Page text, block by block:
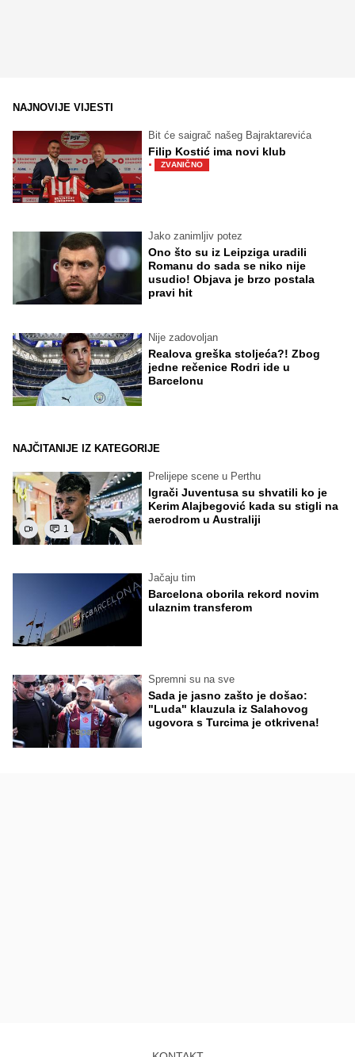
NAJNOVIJE VIJESTI
Bit će saigrač našeg Bajraktarevića
Filip Kostić ima novi klub
· ZVANIČNO
Jako zanimljiv potez
Ono što su iz Leipziga uradili
Romanu do sada se niko nije
usudio! Objava je brzo postala
pravi hit
Nije zadovoljan
Realova greška stoljeća?! Zbog
jedne rečenice Rodri ide u
Barcelonu
NAJČITANIJE IZ KATEGORIJE
1
Prelijepe scene u Perthu
Igrači Juventusa su shvatili ko je
Kerim Alajbegović kada su stigli na
aerodrom u Australiji
Jačaju tim
Barcelona oborila rekord novim
ulaznim transferom
Spremni su na sve
Sada je jasno zašto je došao:
"Luda" klauzula iz Salahovog
ugovora s Turcima je otkrivena!